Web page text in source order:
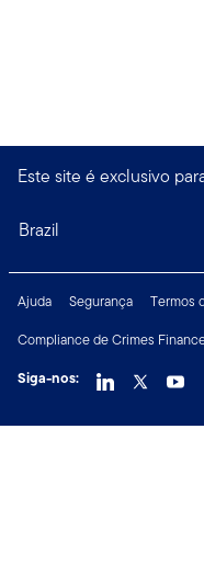
Este site é exclusivo
Brazil
Ajuda Segurança Termos
Compliance de Crimes
Siga-nos: